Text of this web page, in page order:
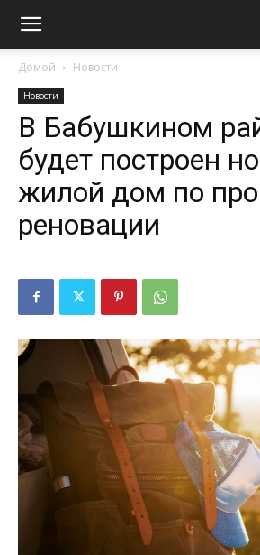
Домой Новости
Новости
В Бабушкином
будет построен
жилой дом по
реновации